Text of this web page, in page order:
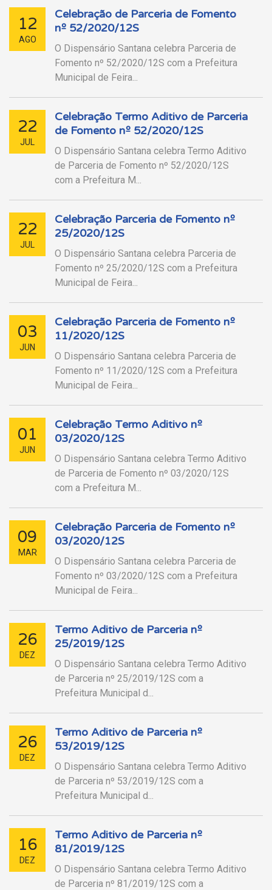
12
AGO
Celebração de Parceria de Fomento
nº 52/2020/12S
O Dispensário Santana celebra Parceria de
Fomento nº 52/2020/12S com a Prefeitura
Municipal de Feira...
22
JUL
Celebração Termo Aditivo de Parceria
de Fomento nº 52/2020/12S
O Dispensário Santana celebra Termo Aditivo
de Parceria de Fomento nº 52/2020/12S
com a Prefeitura M...
22
JUL
Celebração Parceria de Fomento nº
25/2020/12S
O Dispensário Santana celebra Parceria de
Fomento nº 25/2020/12S com a Prefeitura
Municipal de Feira...
03
JUN
Celebração Parceria de Fomento nº
11/2020/12S
O Dispensário Santana celebra Parceria de
Fomento nº 11/2020/12S com a Prefeitura
Municipal de Feira...
01
JUN
Celebração Termo Aditivo nº
03/2020/12S
O Dispensário Santana celebra Termo Aditivo
de Parceria de Fomento nº 03/2020/12S
com a Prefeitura M...
09
MAR
Celebração Parceria de Fomento nº
03/2020/12S
O Dispensário Santana celebra Parceria de
Fomento nº 03/2020/12S com a Prefeitura
Municipal de Feira...
26
DEZ
Termo Aditivo de Parceria nº
25/2019/12S
O Dispensário Santana celebra Termo Aditivo
de Parceria nº 25/2019/12S com a
Prefeitura Municipal d...
26
DEZ
Termo Aditivo de Parceria nº
53/2019/12S
O Dispensário Santana celebra Termo Aditivo
de Parceria nº 53/2019/12S com a
Prefeitura Municipal d...
16
DEZ
Termo Aditivo de Parceria nº
81/2019/12S
O Dispensário Santana celebra Termo Aditivo
de Parceria nº 81/2019/12S com a